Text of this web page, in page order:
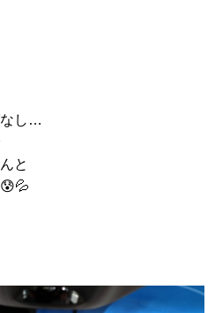
なし…
と